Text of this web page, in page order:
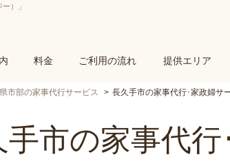
）」
料金 ご利用の流れ 提供エリア
市部の家事代行サービス 長久手市の家事代行･家政婦サ
市の家事代